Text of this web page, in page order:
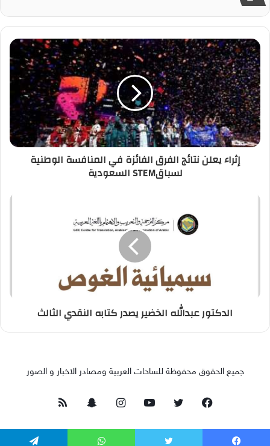
إثراء يعلن نتائج الفرق الفائزة في المنافسة الوطنية
لسباقSTEM السعودية
الدكتور عبدالله الخضير يصدر كتابه النقدي الثالث
جميع الحقوق محفوظة للساحات العربية ومصادر الاخبار و الصور
فيسبوك تويتر يوتيوبانستقرامسناب
تشات
ملخص
الموقع